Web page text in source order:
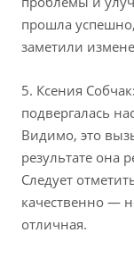
прошла
заметили
5. Ксения
подвергалась
Видимо, это
результате она
Следует
качественно —
отличная.